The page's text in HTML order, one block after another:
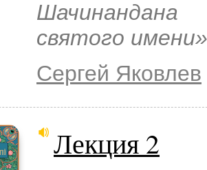
святого
Сергей Яковлев
Лекция 2